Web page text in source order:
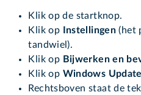
Klik op de startknop.
Klik op
Instellingen(het
tandwiel).
Klik op Bijwerken en
Klik op Windows Update
Rechtsboven staat de